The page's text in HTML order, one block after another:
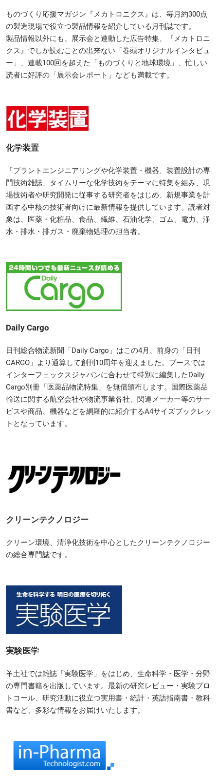
ものづくり応援マガジン『メカトロニクス』は、毎月約300点
の製造現場で役立つ製品情報を紹介している月刊誌です。
製品情報以外にも、展示会と連動した広告特集、『メカトロニ
クス』でしか読むことの出来ない「巻頭オリジナルインタビュ
ー」、連載100回を超えた「ものづくりと地球環境」、忙しい
読者に好評の「展示会レポート」なども満載です。
化学装置
「プラントエンジニアリングや化学装置・機器、装置設計の専
門技術雑誌」タイムリーな化学技術をテーマに特集を組み、現
場技術者や研究開発に従事する研究者をはじめ、新規事業を計
画する中核の技術者向けに最新情報を提供しています。読者対
象は、医薬・化粧品、食品、繊維、石油化学、ゴム、電力、浄
水・排水・排ガス・廃棄物処理の担当者。
Daily Cargo
日刊総合物流新聞「Daily Cargo」はこの4月、前身の「日刊
CARGO」より通算して創刊10周年を迎えました。ブースでは
インターフェックスジャパンに合わせて特別に編集したDaily
Cargo別冊「医薬品物流特集」を無償頒布します。国際医薬品
輸送に関する航空会社や物流事業各社、関連メーカー等のサー
ビスや商品、機器などを網羅的に紹介するA4サイズブックレッ
トとなっています。
クリーンテクノロジー
クリーン環境、清浄化技術を中心としたクリーンテクノロジー
の総合専門誌です。
実験医学
羊土社では雑誌「実験医学」をはじめ、生命科学・医学・分野
の専門書籍を出版しています。最新の研究レビュー・実験プロ
トコール、研究活動に役立つ実用書・統計・英語指南書・教科
書など、多彩な情報をお届けいたします。